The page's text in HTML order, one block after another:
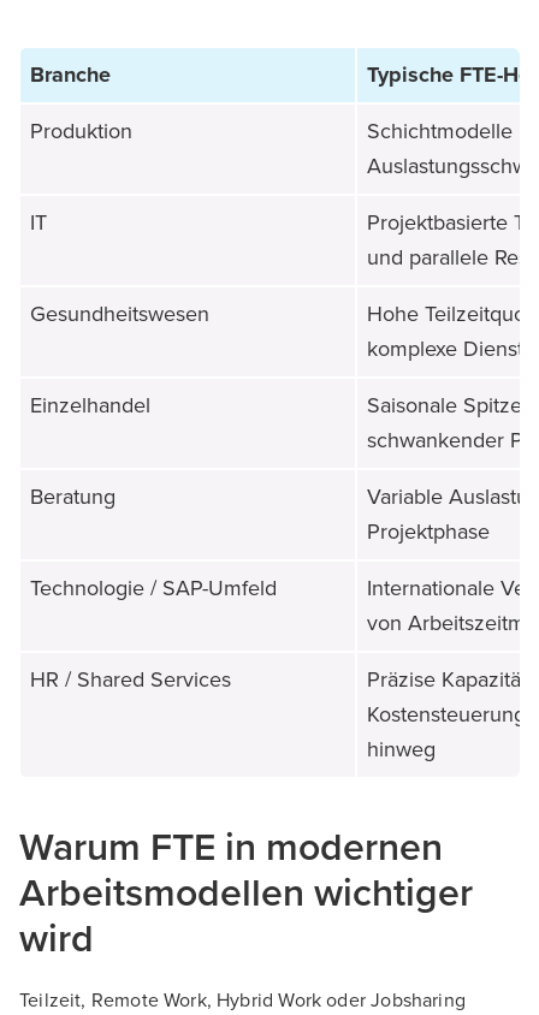
Branche Typische FTE-
Produktion
Schichtmodelle
IT
Projektbasierte
und parallele
Gesundheitswesen
Hohe
komplexe
Einzelhandel
Saisonale
schwankender
Beratung
Variable
Projektphase
Technologie / SAP-Umfeld
Internationale
von
HR / Shared Services
Präzise
Kostensteuerung
hinweg
Warum FTE in modernen
Arbeitsmodellen wichtiger
wird
Teilzeit, Remote Work, Hybrid Work oder Jobsharing